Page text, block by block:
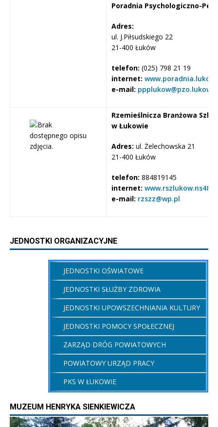
Poradnia Psychologiczno-
Adres:
ul. J.Piłsudskiego 22
21-400 Łuków
telefon: (025) 798 21 19
internet:
e-mail:
Rzemieślnicza Branżowa
w Łukowie
Adres: ul. Żelechowska 21
21-400 Łuków
telefon: 884819145
internet: www.rszlukow.ns48.pl
e-mail: rzszz@wp.pl
JEDNOSTKI ORGANIZACYJNE
JEDNOSTKI OŚWIATOWE
JEDNOSTKI SŁUŻBY ZDROWIA
JEDNOSTKI UPOWSZECHNIANIA KULTURY
JEDNOSTKI POMOCY SPOŁECZNEJ
ZARZĄD DRÓG POWIATOWYCH
POWIATOWY URZĄD PRACY
PKS W ŁUKOWIE
MUZEUM HENRYKA SIENKIEWICZA